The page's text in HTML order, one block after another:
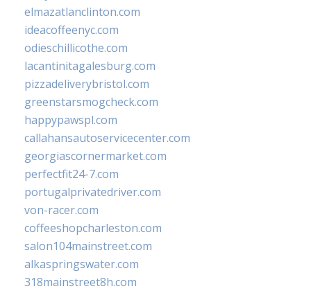
elmazatlanclinton.com
ideacoffeenyc.com
odieschillicothe.com
lacantinitagalesburg.com
pizzadeliverybristol.com
greenstarsmogcheck.com
happypawspl.com
callahansautoservicecenter.com
georgiascornermarket.com
perfectfit24-7.com
portugalprivatedriver.com
von-racer.com
coffeeshopcharleston.com
salon104mainstreet.com
alkaspringswater.com
318mainstreet8h.com